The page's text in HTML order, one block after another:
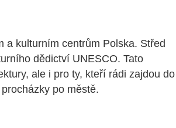
a kulturním centrům Polska. Střed
dědictví UNESCO. Tato
ale i pro ty, kteří rádi zajdou do
po městě.